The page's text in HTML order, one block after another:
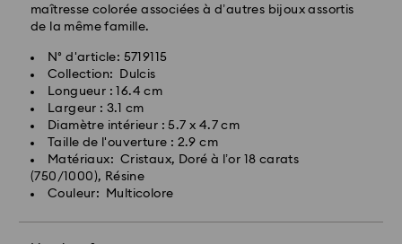
maîtresse colorée associées à d’autres bijoux assortis
de la même famille.
N° d'article: 5719115
Collection: Dulcis
Longueur : 16.4 cm
Largeur : 3.1 cm
Diamètre intérieur : 5.7 x 4.7 cm
Taille de l'ouverture : 2.9 cm
Matériaux: Cristaux, Doré à l’or 18 carats
(750/1000), Résine
Couleur: Multicolore
Pour l’instant, Swarovski n’est pas en mesure
les adresses APO/FPO. Les articles demeurent la
propriété de Swarovski jusqu’à réception du
paiement final.
Pour les produits Crystal Myriad, sous licence et
Creators Lab, veuillez noter qu’il peut y avoir un délai
de deux semaines maximum avant l’expédition du
colis, et que vous en serez informés par e-mail.